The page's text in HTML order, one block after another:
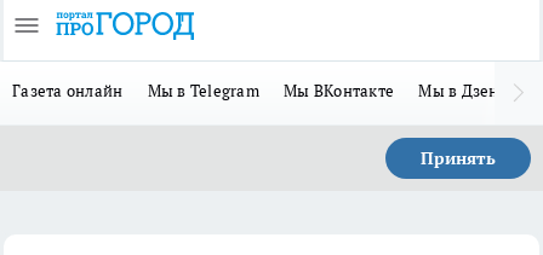
Газета онлайн Мы в Telegram Мы ВКонтакте Мы в Дзене
Принять